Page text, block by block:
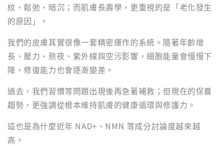
紋、鬆弛、暗沉；而肌膚長壽學，更重視的是「老化發生
的原因」。
我們的皮膚其實很像一套精密運作的系統。隨著年齡增
長、壓力、熬夜、紫外線與空污影響，細胞能量會慢慢下
降，修復能力也會逐漸變差。
過去，我們習慣等問題出現後再急著補救；但現在的保養
趨勢，更強調從根本維持肌膚的健康循環與修護力。
這也是為什麼近年 NAD+、NMN 等成分討論度越來越
高。